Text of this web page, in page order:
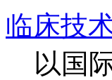
临床技
以国